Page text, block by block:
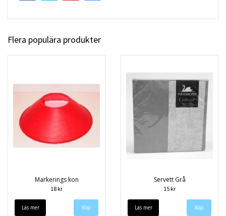
Flera populära produkter
Markerings kon
18 kr
Läs mer
Servett Grå
15 kr
Läs mer